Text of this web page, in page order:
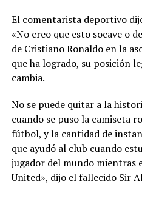
El comentarista deportivo
«No creo que esto socave o
de Cristiano Ronaldo en la
que ha logrado, su posición
cambia.
No se puede quitar a la
cuando se puso la camiseta
fútbol, y la cantidad de
que ayudó al club cuando
jugador del mundo mientras
United», dijo el fallecido Sir